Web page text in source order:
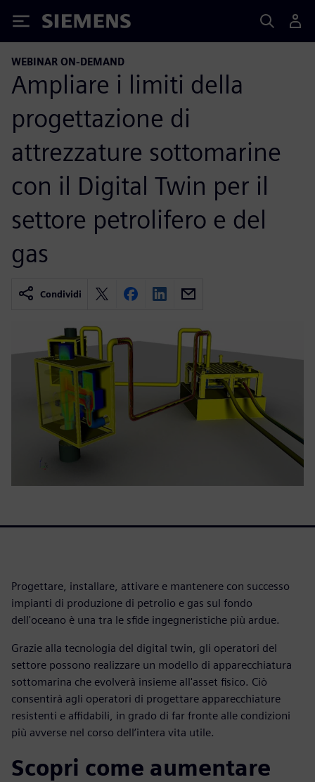
Siemens
WEBINAR ON-DEMAND
Ampliare i limiti della
progettazione di
attrezzature sottomarine
con il Digital Twin per il
settore petrolifero e del
gas
Condividi
Progettare, installare, attivare e mantenere con successo
impianti di produzione di petrolio e gas sul fondo
dell'oceano è una tra le sfide ingegneristiche più ardue.
Grazie alla tecnologia del digital twin, gli operatori del
settore possono realizzare un modello di apparecchiatura
sottomarina che evolverà insieme all'asset fisico. Ciò
consentirà agli operatori di progettare apparecchiature
resistenti e affidabili, in grado di far fronte alle condizioni
più avverse nel corso dell’intera vita utile.
Scopri come aumentare